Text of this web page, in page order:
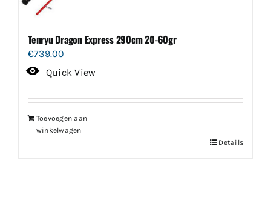
Tenryu Dragon Express 290cm 20-60gr
€739.00
Quick View
Toevoegen aan
winkelwagen
Details